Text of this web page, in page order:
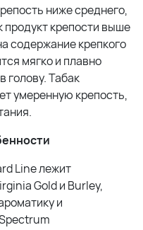
ниже среднего,
продукт крепости выше
содержание крепкого
мягко и плавно
голову. Табак
умеренную крепость,
Line лежит
Gold и Burley,
и